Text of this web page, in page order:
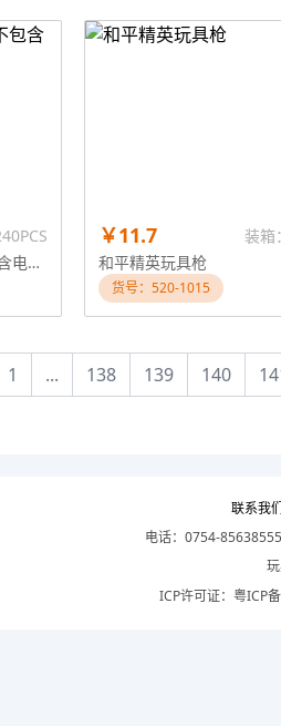
奔乐声光投影小警枪(不包含电池）
￥11.7
装箱
和平精英玩具枪
货号：520-1015
1 ... 138 139 140
联系我
电话：0754-
ICP许可证： 粤ICP